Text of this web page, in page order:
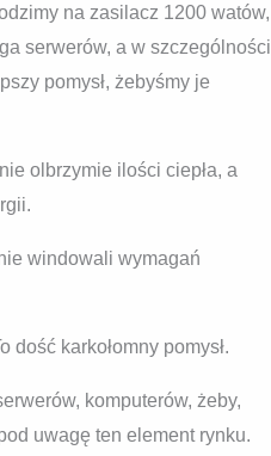
na zasilacz 1200 watów,
serwerów, a w szczególności
pomysł, żebyśmy je
olbrzymie ilości ciepła, a
windowali wymagań
karkołomny pomysł.
komputerów, żeby,
uwagę ten element rynku.